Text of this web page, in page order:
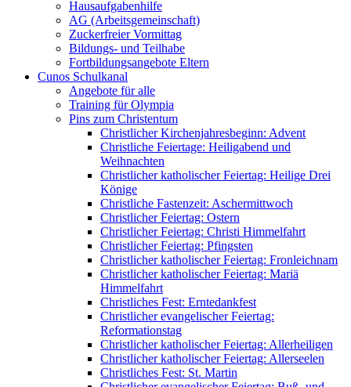
Hausaufgabenhilfe
AG (Arbeitsgemeinschaft)
Zuckerfreier Vormittag
Bildungs- und Teilhabe
Fortbildungsangebote Eltern
Cunos Schulkanal
Angebote für alle
Training für Olympia
Pins zum Christentum
Christlicher Kirchenjahresbeginn: Advent
Christliche Feiertage: Heiligabend und
Weihnachten
Christlicher katholischer Feiertag: Heilige Drei
Könige
Christliche Fastenzeit: Aschermittwoch
Christlicher Feiertag: Ostern
Christlicher Feiertag: Christi Himmelfahrt
Christlicher Feiertag: Pfingsten
Christlicher katholischer Feiertag: Fronleichnam
Christlicher katholischer Feiertag: Mariä
Himmelfahrt
Christliches Fest: Erntedankfest
Christlicher evangelischer Feiertag:
Reformationstag
Christlicher katholischer Feiertag: Allerheiligen
Christlicher katholischer Feiertag: Allerseelen
Christliches Fest: St. Martin